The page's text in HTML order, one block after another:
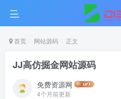
首页 网站源码 正文
JJ高仿掘金网站源码
免费资源网
4个月前更新